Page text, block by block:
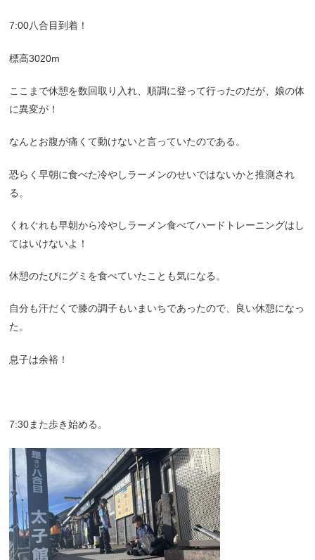
7:00八合目到着！
標高3020m
ここまで休憩を数回取り入れ、順調に登って行ったのだが、娘の体
に異変が！
なんとお腹が痛くて動けないと言っていたのである。
恐らく早朝に食べた冷やしラーメンのせいではないかと推測され
る。
くれぐれも早朝から冷やしラーメン食べてハードトレーニングはし
てはいけないよ！
休憩のたびにグミを食べていたことも気になる。
自分も汗だくで膝の調子もいまいちであったので、良い休憩になっ
た。
息子は余裕！
7:30また歩き始める。